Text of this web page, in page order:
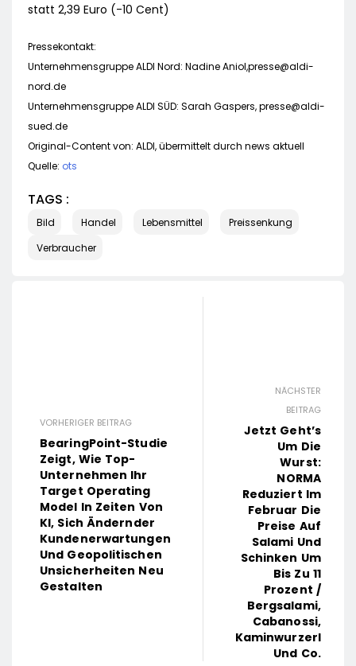
statt 2,39 Euro (-10 Cent)
Pressekontakt:
Unternehmensgruppe ALDI Nord: Nadine Aniol,presse@aldi-
nord.de
Unternehmensgruppe ALDI SÜD: Sarah Gaspers,presse@aldi-
sued.de
Original-Content von: ALDI, übermittelt durch news aktuell
Quelle: ots
TAGS :
Bild Handel Lebensmittel
Preissenkung
Verbraucher
VORHERIGER BEITRAG
BearingPoint-Studie
Zeigt, Wie Top-
Unternehmen Ihr
Target Operating
Model In Zeiten Von
KI, Sich Ändernder
Kundenerwartungen
Und Geopolitischen
Unsicherheiten Neu
Gestalten
NÄCHSTER
BEITRAG
Jetzt Geht’s
Um Die
Wurst:
NORMA
Reduziert Im
Februar Die
Preise Auf
Salami Und
Schinken Um
Bis Zu 11
Prozent /
Bergsalami,
Cabanossi,
Kaminwurzerl
Und Co.